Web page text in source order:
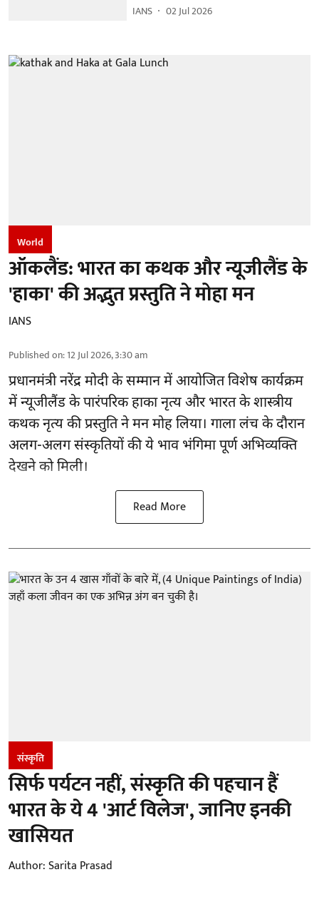
IANS 02 Jul 2026
World
ऑकलैंड: भारत का कथक और न्यूजीलैंड के
'हाका' की अद्भुत प्रस्तुति ने मोहा मन
IANS
Published on:12 Jul 2026, 3:30 am
प्रधानमंत्री नरेंद्र मोदी के सम्मान में आयोजित विशेष कार्यक्रम
में न्यूजीलैंड के पारंपरिक हाका नृत्य और भारत के शास्त्रीय
कथक नृत्य की प्रस्तुति ने मन मोह लिया। गाला लंच के दौरान
अलग-अलग संस्कृतियों की ये भाव भंगिमा पूर्ण अभिव्यक्ति
देखने को मिली।
Read More
संस्कृति
सिर्फ पर्यटन नहीं, संस्कृति की पहचान हैं
भारत के ये 4 'आर्ट विलेज', जानिए इनकी
खासियत
Author:Sarita Prasad